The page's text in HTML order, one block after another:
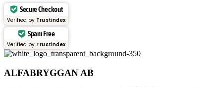
Secure Checkout
Verified by Trustindex
Spam Free
Verified by Trustindex
ALFABRYGGAN AB